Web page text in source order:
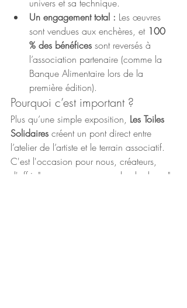
univers et sa technique.
Un engagement total : Les œuvres
sont vendues aux enchères, et 100
% des bénéfices sont reversés à
l’association partenaire (comme la
Banque Alimentaire lors de la
première édition).
Pourquoi c’est important ?
Plus qu’une simple exposition, Les Toiles
Solidaires créent un pont direct entre
l’atelier de l’artiste et le terrain associatif.
C'est l'occasion pour nous, créateurs,
d'offrir "ce que nous avons de plus beau"